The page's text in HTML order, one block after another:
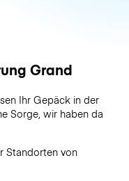
Grand
Ihr Gepäck in der
Sorge, wir haben da
Standorten von